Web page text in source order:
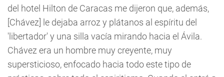
del hotel Hilton de Caracas me dijeron que, además,
[Chávez] le dejaba arroz y plátanos al espíritu del
'libertador' y una silla vacía mirando hacia el Ávila.
Chávez era un hombre muy creyente, muy
supersticioso, enfocado hacia todo este tipo de